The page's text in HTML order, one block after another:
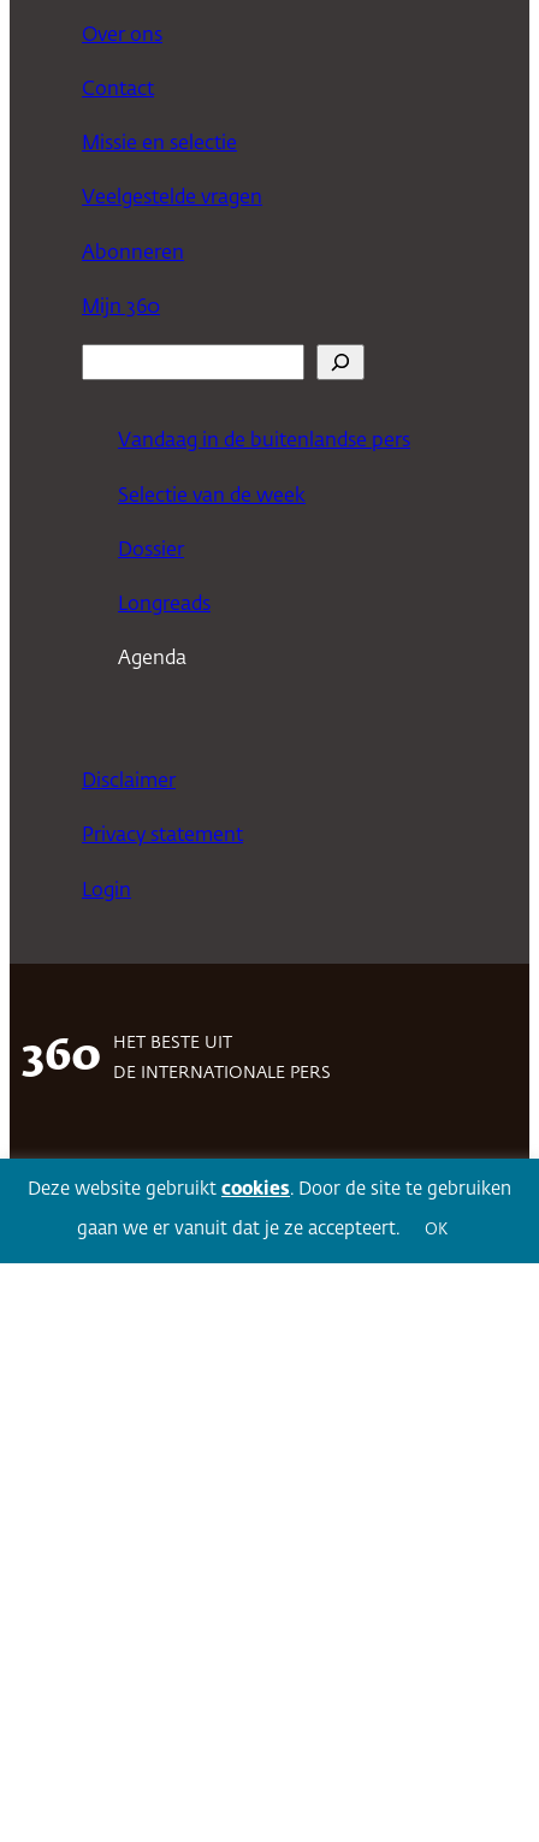
Over ons
Contact
Missie en selectie
Veelgestelde vragen
Abonneren
Mijn 360
Vandaag in de buitenlandse pers
Selectie van de week
Dossier
Longreads
Agenda
Disclaimer
Privacy statement
Login
360
HET BESTE UIT
DE INTERNATIONALE PERS
Volg 360Facebook LinkedIn Twitter
Deze website gebruikt cookies. Door de site te gebruiken
gaan we er vanuit dat je ze accepteert. OK